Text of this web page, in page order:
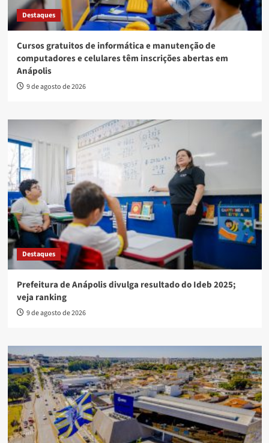
Destaques
Cursos gratuitos de informática e manutenção de
computadores e celulares têm inscrições abertas em
Anápolis
9 de agosto de 2026
Destaques
Prefeitura de Anápolis divulga resultado do Ideb 2025;
veja ranking
9 de agosto de 2026